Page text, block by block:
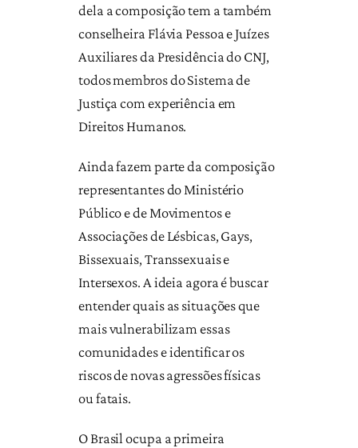
dela a composição tem a também
conselheira Flávia Pessoa e Juízes
Auxiliares da Presidência do CNJ,
todos membros do Sistema de
Justiça com experiência em
Direitos Humanos.
Ainda fazem parte da composição
representantes do Ministério
Público e de Movimentos e
Associações de Lésbicas, Gays,
Bissexuais, Transsexuais e
Intersexos. A ideia agora é buscar
entender quais as situações que
mais vulnerabilizam essas
comunidades e identificar os
riscos de novas agressões físicas
ou fatais.
O Brasil ocupa a primeira